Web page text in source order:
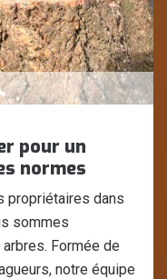
pour un
normes
propriétaires dans
sommes
Formée de
notre équipe